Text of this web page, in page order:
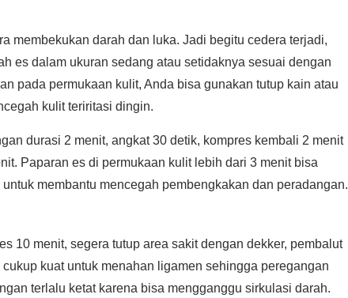
membekukan darah dan luka. Jadi begitu cedera terjadi,
es dalam ukuran sedang atau setidaknya sesuai dengan
pada permukaan kulit, Anda bisa gunakan tutup kain atau
kulit teriritasi dingin.
durasi 2 menit, angkat 30 detik, kompres kembali 2 menit
Paparan es di permukaan kulit lebih dari 3 menit bisa
membantu mencegah pembengkakan dan peradangan.
10 menit, segera tutup area sakit dengan dekker, pembalut
kuat untuk menahan ligamen sehingga peregangan
terlalu ketat karena bisa mengganggu sirkulasi darah.